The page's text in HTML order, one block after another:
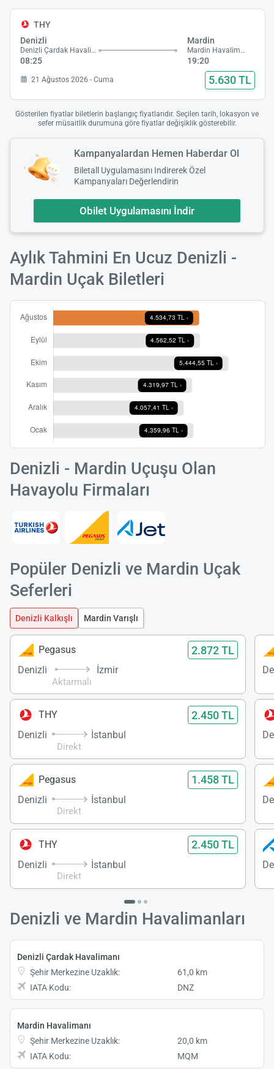
THY
Denizli
Denizli Çardak Havalimanı
08:25
Mardin
Mardin Havalimanı
19:20
21 Ağustos 2026 - Cuma 5.630 TL
Gösterilen fiyatlar biletlerin başlangıç fiyatlarıdır. Seçilen tarih, lokasyon ve
sefer müsaitlik durumuna göre fiyatlar değişiklik gösterebilir.
Kampanyalardan Hemen Haberdar Ol
Biletall Uygulamasını Indirerek Özel
Kampanyaları Değerlendirin
Obilet Uygulamasını İndir
Aylık Tahmini En Ucuz Denizli -
Mardin Uçak Biletleri
Denizli - Mardin Uçuşu Olan
Havayolu Firmaları
Popüler Denizli ve Mardin Uçak
Seferleri
Denizli Kalkışlı Mardin Varışlı
Pegasus 2.872 TL
Denizli
Aktarmalı
İzmir
THY 2.450 TL
Denizli
Direkt
İstanbul
Pegasus 1.458 TL
Denizli
Direkt
İstanbul
THY 2.450 TL
Denizli
Direkt
İstanbul
Denizli ve Mardin Havalimanları
Denizli Çardak Havalimanı
Şehir Merkezine Uzaklık:
61,0 km
IATA Kodu:
DNZ
Mardin Havalimanı
Şehir Merkezine Uzaklık:
20,0 km
IATA Kodu:
MQM